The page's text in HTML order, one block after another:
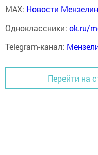
MAX: Новости
Одноклассники: ok.ru/
Telegram-канал:
Перейти на